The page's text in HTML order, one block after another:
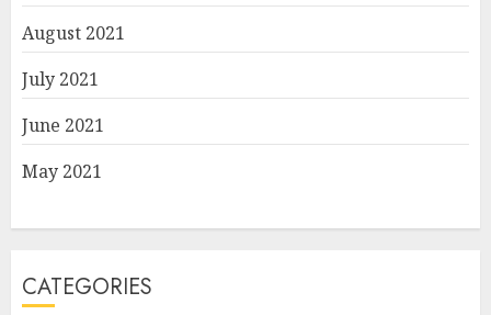
August 2021
July 2021
June 2021
May 2021
CATEGORIES